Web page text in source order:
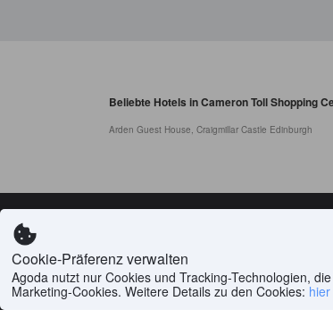
Cookie-Präferenz verwalten
Agoda nutzt nur Cookies und Tracking-Technologien,
Marketing-Cookies. Weitere Details zu den Cookies:
Beliebte Hotels in Cameron Toll Shopping
Arden Guest House, Craigmillar Castle Edinburgh